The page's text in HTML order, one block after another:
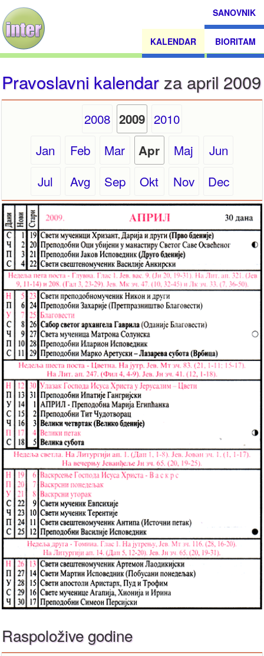
SANOVNIK
KALENDAR BIORITAM
Pravoslavni kalendarza april 2009
2008 2009 2010
Jan
Feb Mar Apr Maj
Jun
Jul
Avg Sep Okt Nov Dec
Raspoložive godine